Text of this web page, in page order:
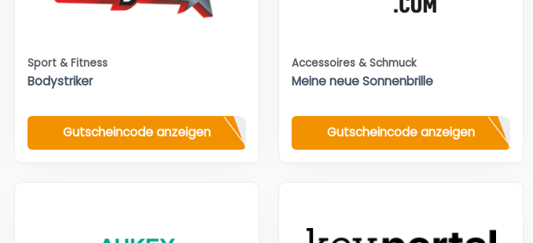
Sport & Fitness
Bodystriker
Gutscheincode anzeigen
Accessoires & Schmuck
Meine neue Sonnenbrille
Gutscheincode anzeigen